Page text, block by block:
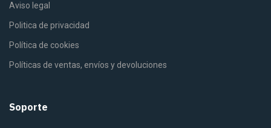
Aviso legal
Politica de privacidad
Política de cookies
Políticas de ventas, envíos y devoluciones
Soporte